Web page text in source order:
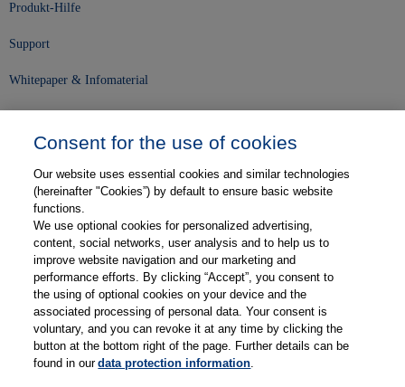
Produkt-Hilfe
Support
Whitepaper & Infomaterial
Karriere
Kontakt
Web-Semniare
Anwenderberichte
Partner
Consent for the use of cookies
Our website uses essential cookies and similar technologies
(hereinafter "Cookies”) by default to ensure basic website
functions.
We use optional cookies for personalized advertising,
content, social networks, user analysis and to help us to
improve website navigation and our marketing and
performance efforts. By clicking “Accept”, you consent to
the using of optional cookies on your device and the
associated processing of personal data. Your consent is
voluntary, and you can revoke it at any time by clicking the
button at the bottom right of the page. Further details can be
found in ourdata protection information.